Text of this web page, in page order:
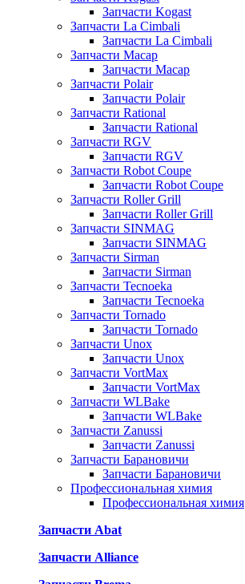
Запчасти Kogast
Запчасти La Cimbali
Запчасти La Cimbali
Запчасти Macap
Запчасти Macap
Запчасти Polair
Запчасти Polair
Запчасти Rational
Запчасти Rational
Запчасти RGV
Запчасти RGV
Запчасти Robot Coupe
Запчасти Robot Coupe
Запчасти Roller Grill
Запчасти Roller Grill
Запчасти SINMAG
Запчасти SINMAG
Запчасти Sirman
Запчасти Sirman
Запчасти Tecnoeka
Запчасти Tecnoeka
Запчасти Tornado
Запчасти Tornado
Запчасти Unox
Запчасти Unox
Запчасти VortMax
Запчасти VortMax
Запчасти WLBake
Запчасти WLBake
Запчасти Zanussi
Запчасти Zanussi
Запчасти Барановичи
Запчасти Барановичи
Профессиональная химия
Профессиональная химия
Запчасти Abat
Запчасти Alliance